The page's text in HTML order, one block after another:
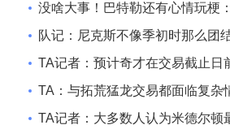
不知道能否留队
没啥大事！巴特勒还有心情玩梗
酸痛 我很快就会回来！
队记：尼克斯不像季初时那么团
全接受面包体系的角色
TA记者：预计奇才在交易截止日
跃 他们愿意接手大合同
TA：与拓荒猛龙交易都面临复杂
想清薪资空间且提高战力
TA记者：大多数人认为米德尔顿